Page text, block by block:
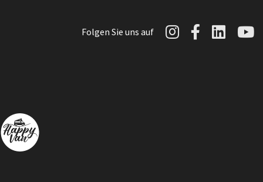
Folgen Sie uns auf Autowelt